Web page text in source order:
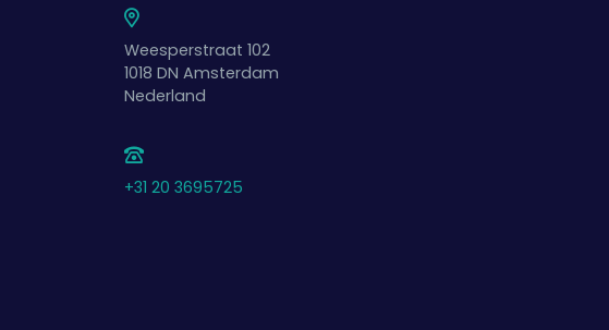
Weesperstraat 102
1018 DN Amsterdam
Nederland
+31 20 3695725